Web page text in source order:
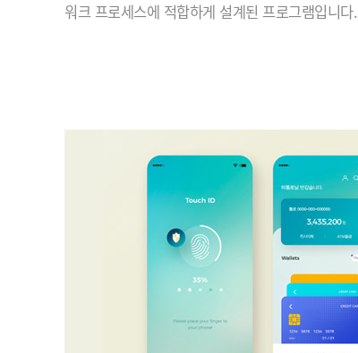
워크 프로세스에 적합하게 설계된 프로그램입니다.